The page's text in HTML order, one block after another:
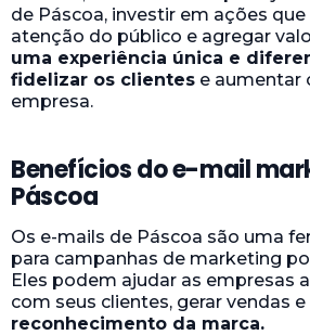
de Páscoa, investir em ações
atenção do público e agregar
uma experiência única e
fidelizar os clientes e aumentar
empresa.
Benefícios do e-mail
Páscoa
Os e-mails de Páscoa são uma
para campanhas de marketing
Eles podem ajudar as empresas
com seus clientes, gerar vendas e
reconhecimento da marca.